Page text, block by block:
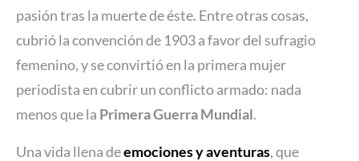
pasión tras la muerte de éste. Entre otras cosas,
cubrió la convención de 1903 a favor del sufragio
femenino, y se convirtió en la primera mujer
periodista en cubrir un conflicto armado: nada
menos que la Primera Guerra Mundial.
Una vida llena deemociones y aventuras, que